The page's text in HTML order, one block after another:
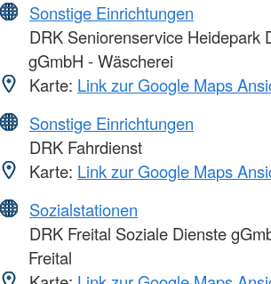
Sonstige Einrichtungen
DRK Seniorenservice Heidepark
gGmbH - Wäscherei
Karte: Link zur Google Maps
Sonstige Einrichtungen
DRK Fahrdienst
Karte: Link zur Google Maps
Sozialstationen
DRK Freital Soziale Dienste
Freital